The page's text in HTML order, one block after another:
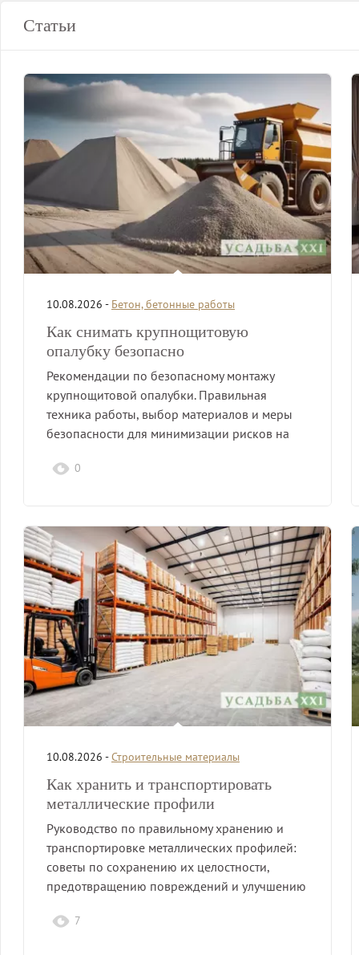
Статьи
10.08.2026 - Бетон, бетонные работы
Как снимать крупнощитовую
опалубку безопасно
Рекомендации по безопасному монтажу
крупнощитовой опалубки. Правильная
техника работы, выбор материалов и меры
безопасности для минимизации рисков на
0
10.08.2026 -Строительные материалы
Как хранить и транспортировать
металлические профили
Руководство по правильному хранению и
транспортировке металлических профилей:
советы по сохранению их целостности,
предотвращению повреждений и улучшению
7